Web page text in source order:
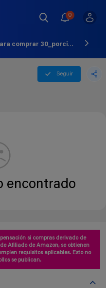
0
Descuentos, códigos y cupones para comprar 30_porciento Off - Agosto - 2026
Seguir
encontrado
si compras derivado de
Afiliado de Amazon, se obtienen
requisitos aplicables. Esto no
se publican.